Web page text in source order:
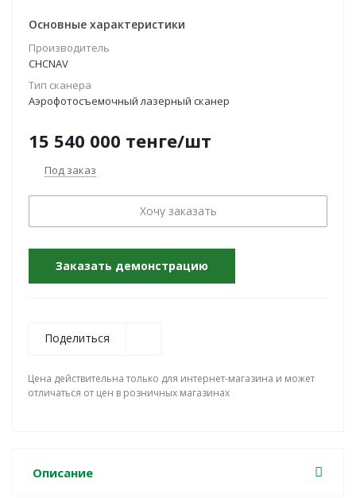
Основные характеристики
Производитель
CHCNAV
Тип сканера
Аэрофотосъемочный лазерный сканер
15 540 000 тенге/шт
Под заказ
Хочу заказать
Заказать демонстрацию
Поделиться
Цена действительна только для интернет-магазина и может
отличаться от цен в розничных магазинах
Описание